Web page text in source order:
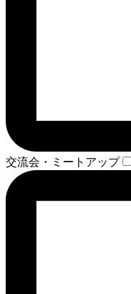
交流会・ミートアップ